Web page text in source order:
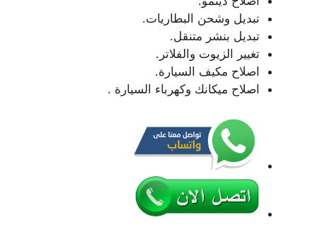
تبديل وشحن البطاريات.
تبديل بنشر متنقل.
تغيير الزيوت والفلاتر.
اصلاح مكيف السيارة.
اصلاح ميكانك وكهرباء السيارة .